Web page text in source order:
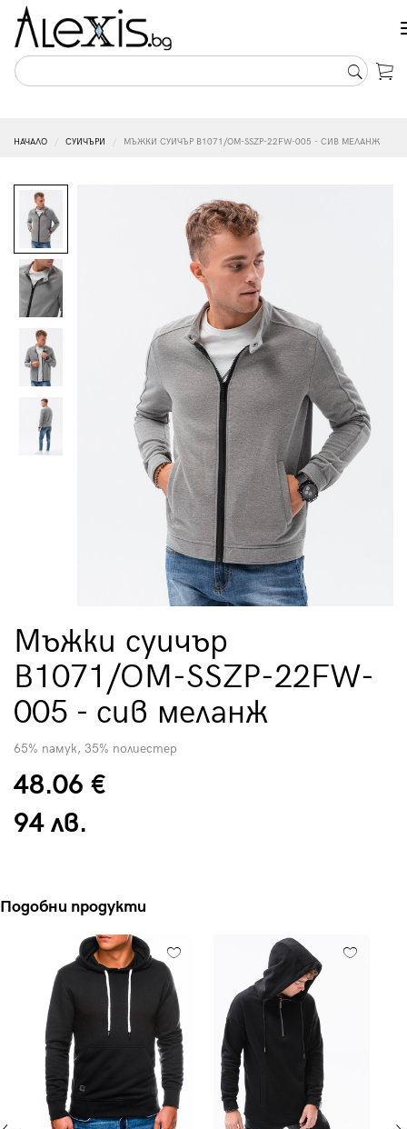
НАЧАЛО СУИЧЪРИ МЪЖКИ СУИЧЪР B1071/OM-SSZP-22FW-005 - СИВ МЕЛАНЖ
Мъжки суичър
B1071/OM-SSZP-22FW-
005 - сив меланж
65% памук, 35% полиестер
48.06 €
94 лв.
Подобни продукти